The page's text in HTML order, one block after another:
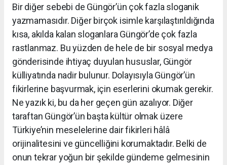
Bir diğer sebebi de Güngör’ün çok fazla sloganik
yazmamasıdır. Diğer birçok isimle karşılaştırıldığında
kısa, akılda kalan sloganlara Güngör’de çok fazla
rastlanmaz. Bu yüzden de hele de bir sosyal medya
gönderisinde ihtiyaç duyulan hususlar, Güngör
külliyatında nadir bulunur. Dolayısıyla Güngör’ün
fikirlerine başvurmak, için eserlerini okumak gerekir.
Ne yazık ki, bu da her geçen gün azalıyor. Diğer
taraftan Güngör’ün başta kültür olmak üzere
Türkiye’nin meselelerine dair fikirleri hâlâ
orijinalitesini ve güncelliğini korumaktadır. Belki de
onun tekrar yoğun bir şekilde gündeme gelmesinin